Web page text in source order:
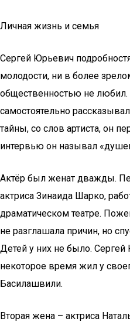
Личная жизнь и семья
Сергей Юрьевич
молодости, ни в более
общественностью не любил.
самостоятельно
тайны, со слов артиста, он
интервью он называл
Актёр был женат дважды.
актриса Зинаида Шарко,
драматическом театре.
не разглашала причин, но
Детей у них не было.
некоторое время жил у
Басилашвили.
Вторая жена – актриса